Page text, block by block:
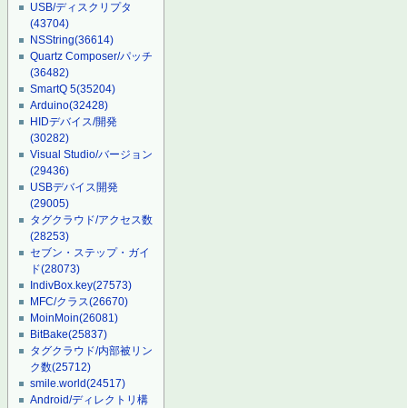
USB/ディスクリプタ
(43704)
NSString(36614)
Quartz Composer/パッチ
(36482)
SmartQ 5(35204)
Arduino(32428)
HIDデバイス/開発
(30282)
Visual Studio/バージョン
(29436)
USBデバイス開発
(29005)
タグクラウド/アクセス数
(28253)
セブン・ステップ・ガイ
ド(28073)
IndivBox.key(27573)
MFC/クラス(26670)
MoinMoin(26081)
BitBake(25837)
タグクラウド/内部被リン
ク数(25712)
smile.world(24517)
Android/ディレクトリ構